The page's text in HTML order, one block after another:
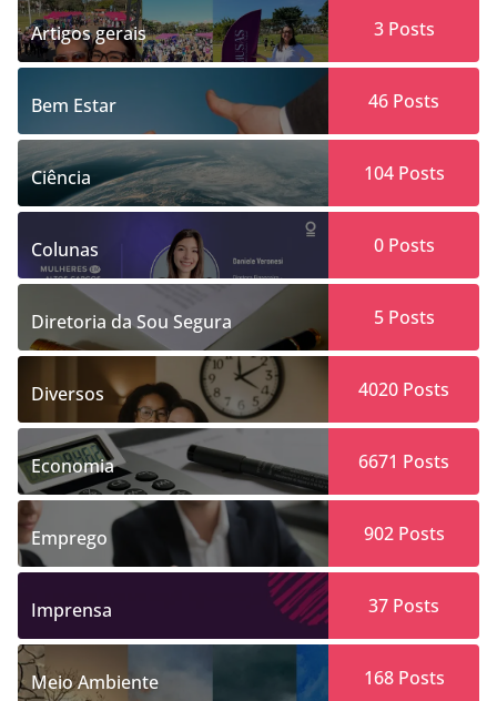
Artigos gerais 3Posts
Bem Estar 46 Posts
Ciência 104Posts
Colunas 0Posts
Diretoria da Sou Segura 5Posts
Diversos 4020 Posts
Economia 6671 Posts
Emprego 902Posts
Imprensa 37 Posts
Meio Ambiente 168Posts